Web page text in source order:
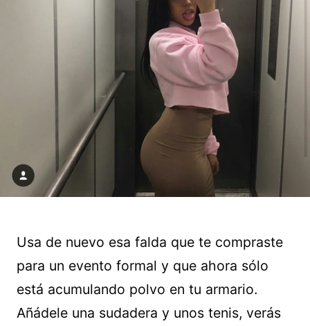
Usa de nuevo esa falda que te compraste
para un evento formal y que ahora sólo
está acumulando polvo en tu armario.
Añádele una sudadera y unos tenis, verás